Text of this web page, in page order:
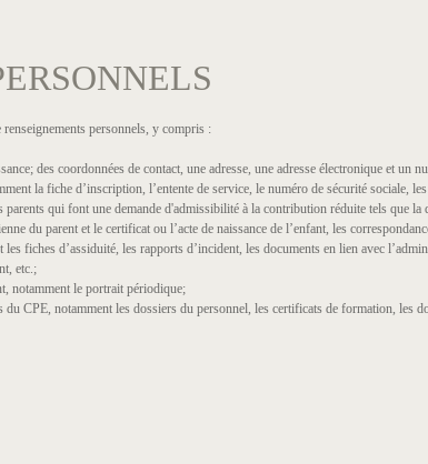
personnels, y compris :
des coordonnées de contact, une adresse, une adresse électronique et un
la fiche d’inscription, l’entente de service, le numéro de sécurité sociale,
qui font une demande d'admissibilité à la contribution réduite tels que la
du parent et le certificat ou l’acte de naissance de l’enfant, les
fiches d’assiduité, les rapports d’incident, les documents en lien avec
etc.;
notamment le portrait périodique;
du CPE, notamment les dossiers du personnel, les certificats de formation, les